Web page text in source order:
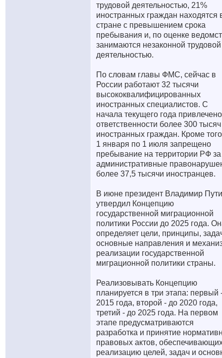
трудовой деятельностью, 21%
иностранных граждан находятся
стране с превышением срока
пребывания и, по оценке
занимаются незаконной трудовой
деятельностью.
По словам главы ФМС, сейчас в
России работают 32 тысячи
высококвалифицированных
иностранных специалистов. С
начала текущего года
ответственности более 300 тысяч
иностранных граждан. Кроме
1 января по 1 июля запрещено
пребывание на территории РФ за
административные
более 37,5 тысячи иностранцев.
В июне президент Владимир
утвердил Концепцию
государственной миграционной
политики России до 2025 года.
определяет цели, принципы,
основные направления и
реализации государственной
миграционной политики страны.
Реализовывать Концепцию
планируется в три этапа: первый
2015 года, второй - до 2020 года,
третий - до 2025 года. На первом
этапе предусматриваются
разработка и принятие
правовых актов,
реализацию целей, задач и